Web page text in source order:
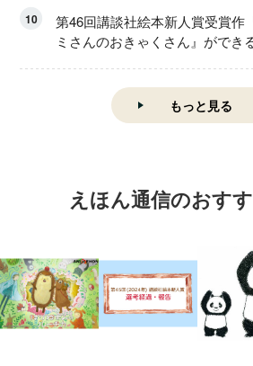
10
第46回講談社絵本新人賞受賞作
ミさんのおきゃくさん』がで
もっと見る
えほん通信のおす